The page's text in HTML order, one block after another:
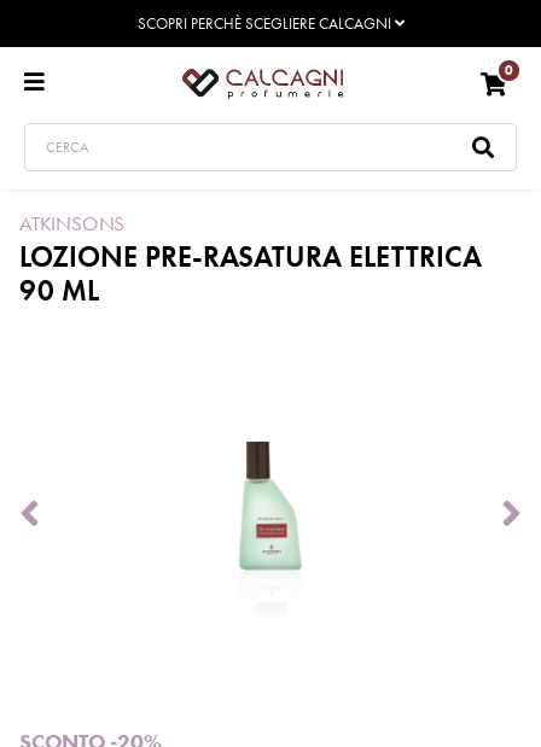
SCOPRI PERCHÈ SCEGLIERE CALCAGNI
0
ATKINSONS
LOZIONE PRE-RASATURA ELETTRICA
90 ML